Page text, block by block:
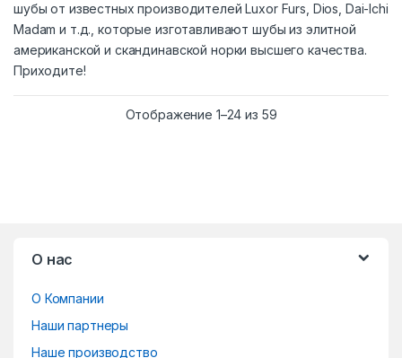
шубы от известных производителей Luxor Furs, Dios, Dai-Ichi
Madam и т.д., которые изготавливают шубы из элитной
американской и скандинавской норки высшего качества.
Приходите!
Отображение 1–24 из 59Сортировка: самые
О нас
О Компании
Наши партнеры
Наше производство